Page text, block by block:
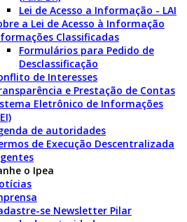
Lei de Acesso a Informação - LAI
a Lei de Acesso à Informação
Classificadas
Formulários para Pedido de
Desclassificação
de Interesses
e Prestação de Contas
Eletrônico de Informações
de autoridades
de Execução Descentralizada
o Ipea
se Newsletter Pilar